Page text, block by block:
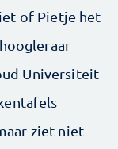
of Pietje het
Universiteit
ziet niet